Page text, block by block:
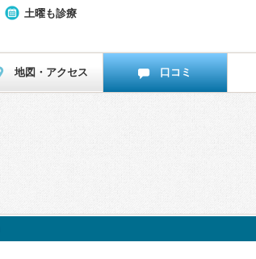
土曜も診療
地図・アクセス 口コミ